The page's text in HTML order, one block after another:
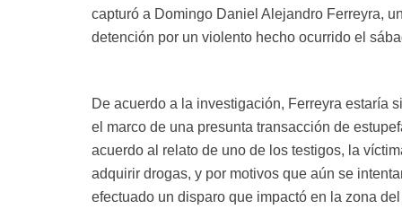
capturó a Domingo Daniel Alejandro Ferreyra,
detención por un violento hecho ocurrido el
De acuerdo a la investigación, Ferreyra estaría
el marco de una presunta transacción de
acuerdo al relato de uno de los testigos, la
adquirir drogas, y por motivos que aún se
efectuado un disparo que impactó en la zona